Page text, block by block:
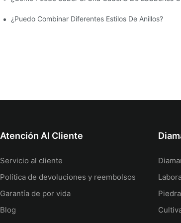
¿Puedo Combinar Diferentes Estilos De Anillos?
Atención Al Cliente
Servicio al cliente
Política de devoluciones y reembolsos
Garantía de por vida
Blog